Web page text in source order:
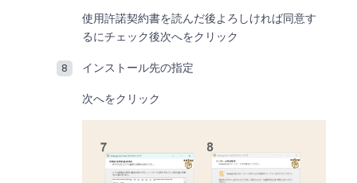
使用許諾契約書を読んだ後よろしければ同意す
るにチェック後次へをクリック
インストール先の指定
次へをクリック